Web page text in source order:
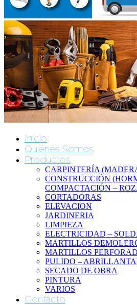
Inicio
Quiénes Somos
Productos
CARPINTERÍA
CONSTRUCCIÓN
COMPACTACIÓN –
CORTADORAS
ELEVACION
JARDINERIA
LIMPIEZA
ELECTRICIDAD –
MARTILLOS
MARTILLOS
PULIDO –
SECADO DE OBRA
PINTURA
VARIOS
Contacto